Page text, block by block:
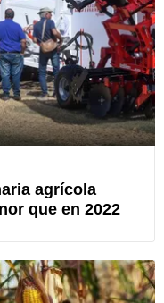
agrícola
que en 2022